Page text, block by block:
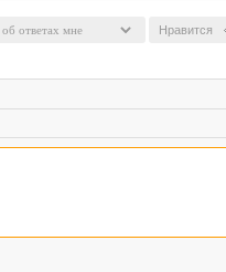
Нравится